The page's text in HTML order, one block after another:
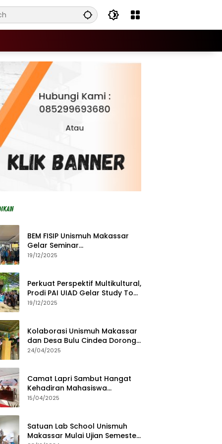
BEM FISIP Unismuh Makassar
Gelar Seminar
Keperempuanan, Bahas
19/12/2025
Perkuat Perspektif Multikultural,
Prodi PAI UIAD Gelar Study Tour
ke Kajang
19/12/2025
Kolaborasi Unismuh Makassar
dan Desa Bulu Cindea Dorong
Sentra Garam Industri
24/04/2025
Camat Lapri Sambut Hangat
Kehadiran Mahasiswa
PoltekMu
15/04/2025
Satuan Lab School Unismuh
Makassar Mulai Ujian Semester,